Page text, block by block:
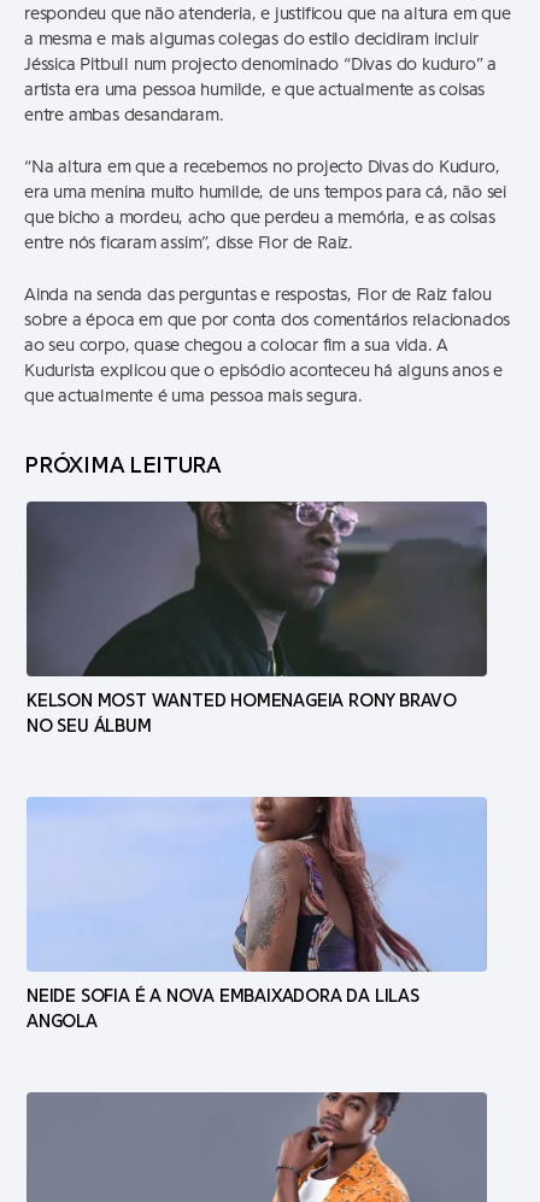
respondeu que não atenderia, e justificou que na altura em que
a mesma e mais algumas colegas do estilo decidiram incluir
Jéssica Pitbull num projecto denominado “Divas do kuduro” a
artista era uma pessoa humilde, e que actualmente as coisas
entre ambas desandaram.
“Na altura em que a recebemos no projecto Divas do Kuduro,
era uma menina muito humilde, de uns tempos para cá, não sei
que bicho a mordeu, acho que perdeu a memória, e as coisas
entre nós ficaram assim”, disse Flor de Raiz.
Ainda na senda das perguntas e respostas, Flor de Raiz falou
sobre a época em que por conta dos comentários relacionados
ao seu corpo, quase chegou a colocar fim a sua vida. A
Kudurista explicou que o episódio aconteceu há alguns anos e
que actualmente é uma pessoa mais segura.
PRÓXIMA LEITURA
KELSON MOST WANTED HOMENAGEIA RONY BRAVO
NO SEU ÁLBUM
NEIDE SOFIA É A NOVA EMBAIXADORA DA LILAS
ANGOLA